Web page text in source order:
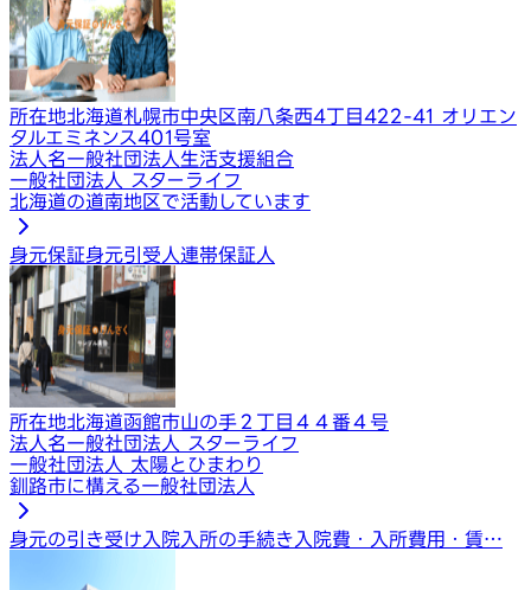
所在地北海道札幌市中央区南八条西4丁目422-41 オリエン
タルエミネンス401号室
法人名一般社団法人生活支援組合
一般社団法人 スターライフ
北海道の道南地区で活動しています
身元保証身元引受人連帯保証人
所在地北海道函館市山の手２丁目４４番４号
法人名一般社団法人 スターライフ
一般社団法人 太陽とひまわり
釧路市に構える一般社団法人
身元の引き受け 入院入所の手続き 入院費・入所費用・賃…